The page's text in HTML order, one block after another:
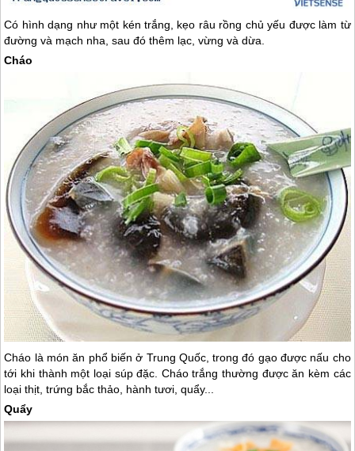
Có hình dạng như một kén trắng, kẹo râu rồng chủ yếu được làm từ
đường và mạch nha, sau đó thêm lạc, vừng và dừa.
Cháo
Cháo là món ăn phổ biến ở Trung Quốc, trong đó gạo được nấu cho
tới khi thành một loại súp đặc. Cháo trắng thường được ăn kèm các
loại thịt, trứng bắc thảo, hành tươi, quẩy...
Quẩy